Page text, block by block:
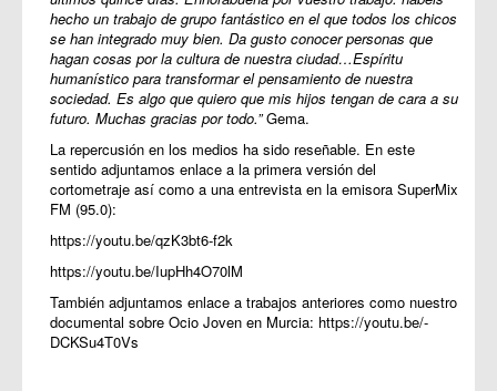
hecho un trabajo de grupo fantástico en el que todos los chicos
se han integrado muy bien. Da gusto conocer personas que
hagan cosas por la cultura de nuestra ciudad…Espíritu
humanístico para transformar el pensamiento de nuestra
sociedad. Es algo que quiero que mis hijos tengan de cara a su
futuro. Muchas gracias por todo.”Gema.
La repercusión en los medios ha sido reseñable. En este
sentido adjuntamos enlace a la primera versión del
cortometraje así como a una entrevista en la emisora SuperMix
FM (95.0):
https://youtu.be/qzK3bt6-f2k
https://youtu.be/IupHh4O70lM
También adjuntamos enlace a trabajos anteriores como nuestro
documental sobre Ocio Joven en Murcia: https://youtu.be/-
DCKSu4T0Vs